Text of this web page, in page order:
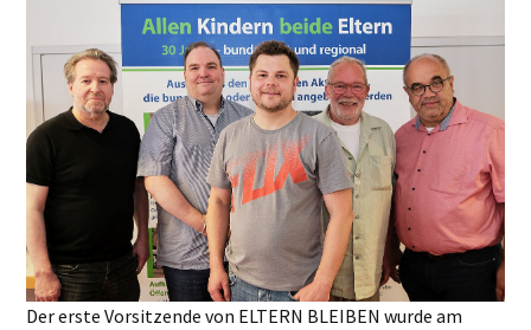
Der erste Vorsitzende von ELTERN BLEIBEN wurde am